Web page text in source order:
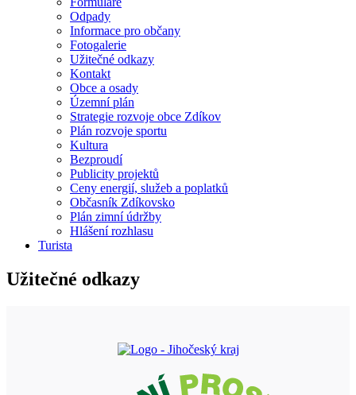
Odpady
Informace pro občany
Fotogalerie
Užitečné odkazy
Kontakt
Obce a osady
Územní plán
Strategie rozvoje obce Zdíkov
Plán rozvoje sportu
Kultura
Bezproudí
Publicity projektů
Ceny energií, služeb a poplatků
Občasník Zdíkovsko
Plán zimní údržby
Hlášení rozhlasu
Turista
Užitečné odkazy